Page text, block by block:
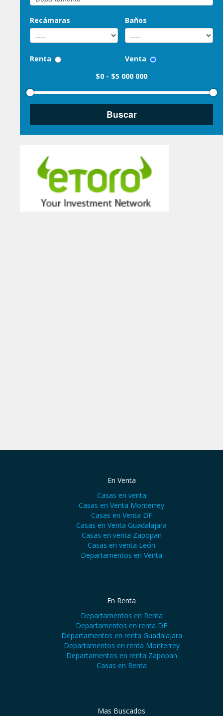
Recámaras Baños
Renta
Venta
$0 - $5 000 000
En Venta
Casas en venta
Casas en Venta Monterrey
Casas en Venta DF
Casas en Venta Guadalajara
Casas en venta Zapopan
Casas en venta León
Departamentos en Venta
En Renta
Departamentos en Renta
Departamentos en renta DF
Departamentos en renta Guadalajara
Departamentos en renta Monterrey
Departamentos en renta Zapopan
Casas en Renta
Mas Buscados